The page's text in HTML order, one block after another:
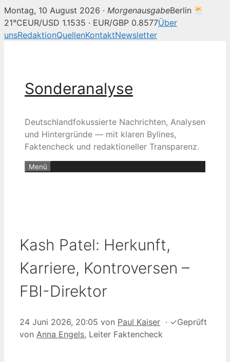
Montag, 10 August 2026 · MorgenausgabeBerlin
21°CEUR/USD 1.1535 · EUR/GBP 0.8577Über
unsRedaktionQuellenKontaktNewsletter
Sonderanalyse
Deutschlandfokussierte Nachrichten, Analysen
und Hintergründe — mit klaren Bylines,
Faktencheck und redaktioneller Transparenz.
Menü
Kash Patel: Herkunft,
Karriere, Kontroversen –
FBI-Direktor
24 Juni 2026, 20:05 von Paul Kaiser · ✓Geprüft
von Anna Engels, Leiter Faktencheck